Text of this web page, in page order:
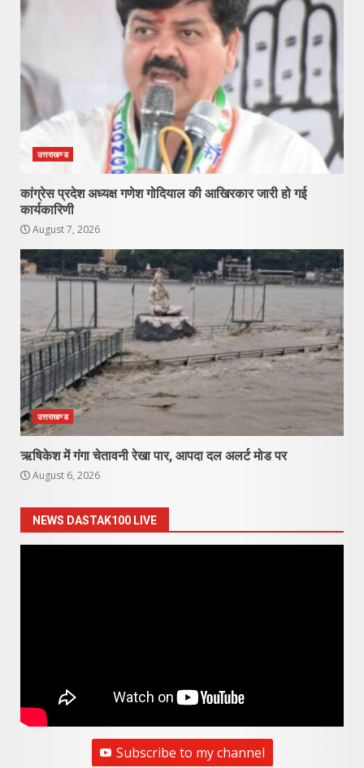
उत्तराखण्ड
कांग्रेस प्रदेश अध्यक्ष गणेश गोदियाल की आखिरकार जारी हो गई
कार्यकारिणी
August 7, 2026
उत्तराखण्ड
ऋषिकेश में गंगा चेतावनी रेखा पार, आपदा दल अलर्ट मोड पर
August 6, 2026
NEWS DASTAK100 LIVE
Subscribe to my channel